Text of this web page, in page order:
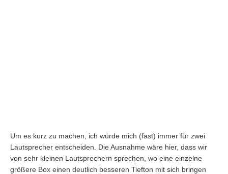
Um es kurz zu machen, ich würde mich (fast) immer für zwei
Lautsprecher entscheiden. Die Ausnahme wäre hier, dass wir
von sehr kleinen Lautsprechern sprechen, wo eine einzelne
größere Box einen deutlich besseren Tiefton mit sich bringen